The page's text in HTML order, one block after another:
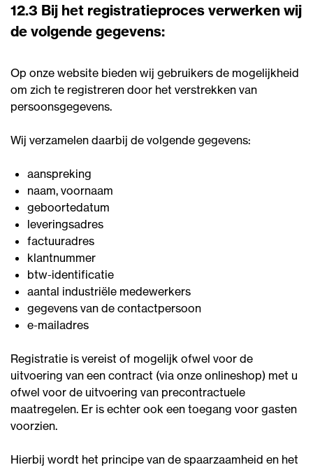
12.3 Bij het registratieproces verwerken wij
de volgende gegevens:
Op onze website bieden wij gebruikers de mogelijkheid
om zich te registreren door het verstrekken van
persoonsgegevens.
Wij verzamelen daarbij de volgende gegevens:
aanspreking
naam, voornaam
geboortedatum
leveringsadres
factuuradres
klantnummer
btw-identificatie
aantal industriële medewerkers
gegevens van de contactpersoon
e-mailadres
Registratie is vereist of mogelijk ofwel voor de
uitvoering van een contract (via onze onlineshop) met u
ofwel voor de uitvoering van precontractuele
maatregelen. Er is echter ook een toegang voor gasten
voorzien.
Hierbij wordt het principe van de spaarzaamheid en het